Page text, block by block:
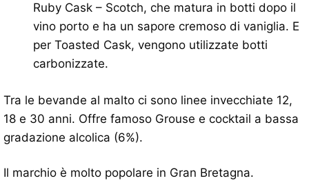
Ruby Cask – Scotch, che matura in botti dopo il
vino porto e ha un sapore cremoso di vaniglia. E
per Toasted Cask, vengono utilizzate botti
carbonizzate.
Tra le bevande al malto ci sono linee invecchiate 12,
18 e 30 anni. Offre famoso Grouse e cocktail a bassa
gradazione alcolica (6%).
Il marchio è molto popolare in Gran Bretagna.